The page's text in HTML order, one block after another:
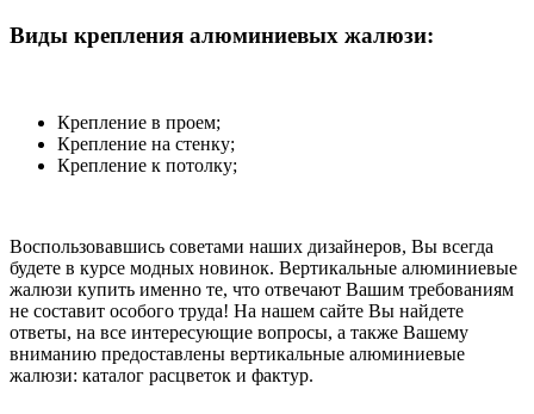
Виды крепления алюминиевых жалюзи:
Крепление в проем;
Крепление на стенку;
Крепление к потолку;
Воспользовавшись советами наших дизайнеров, Вы всегда
будете в курсе модных новинок. Вертикальные алюминиевые
жалюзи купить именно те, что отвечают Вашим требованиям
не составит особого труда! На нашем сайте Вы найдете
ответы, на все интересующие вопросы, а также Вашему
вниманию предоставлены вертикальные алюминиевые
жалюзи: каталог расцветок и фактур.